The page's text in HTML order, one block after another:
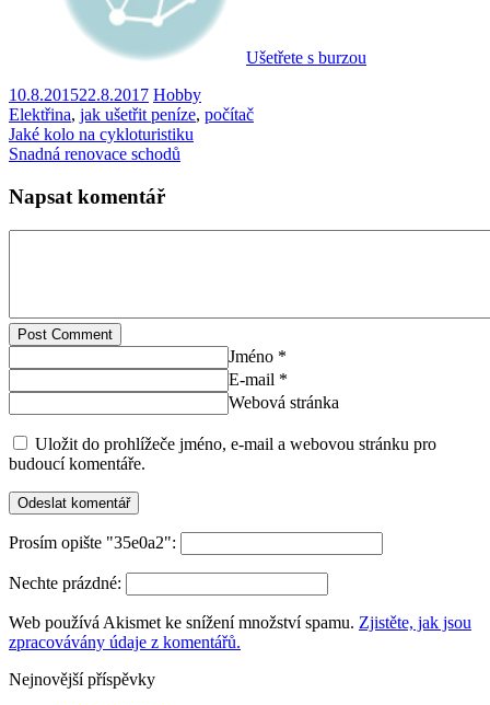
Ušetřete s burzou
10.8.201522.8.2017 Hobby
Elektřina, jak ušetřit peníze, počítač
Jaké kolo na cykloturistiku
Snadná renovace schodů
Napsat komentář
Post Comment
Jméno *
E-mail *
Webová stránka
Uložit do prohlížeče jméno, e-mail a webovou stránku pro
budoucí komentáře.
Prosím opište "35e0a2":
Nechte prázdné:
Web používá Akismet ke snížení množství spamu. Zjistěte, jak jsou
zpracovávány údaje z komentářů.
Nejnovější příspěvky